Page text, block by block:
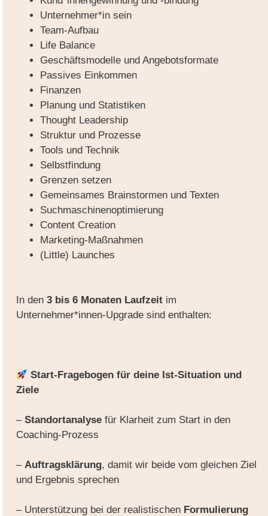
Unternehmer*in sein
Team-Aufbau
Life Balance
Geschäftsmodelle und Angebotsformate
Passives Einkommen
Finanzen
Planung und Statistiken
Thought Leadership
Struktur und Prozesse
Tools und Technik
Selbstfindung
Grenzen setzen
Gemeinsames Brainstormen und Texten
Suchmaschinenoptimierung
Content Creation
Marketing-Maßnahmen
(Little) Launches
In den 3 bis 6 Monaten Laufzeitim
Unternehmer*innen-Upgrade sind enthalten:
Start-Fragebogen für deine Ist-Situation und
Ziele
– Standortanalysefür Klarheit zum Start in den
Coaching-Prozess
– Auftragsklärung, damit wir beide vom gleichen Ziel
und Ergebnis sprechen
– Unterstützung bei der realistischen Formulierung